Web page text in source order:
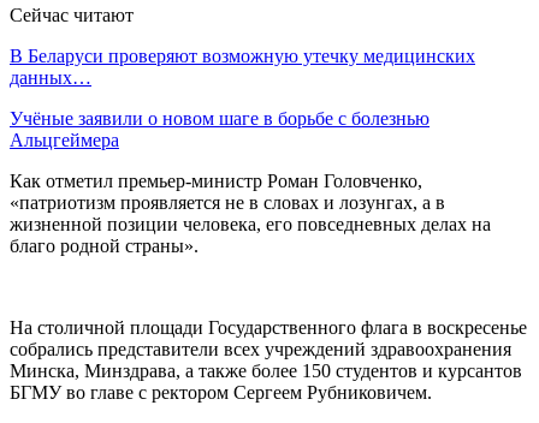
Сейчас читают
В Беларуси проверяют возможную утечку медицинских
данных…
Учёные заявили о новом шаге в борьбе с болезнью
Альцгеймера
Как отметил премьер-министр Роман Головченко,
«патриотизм проявляется не в словах и лозунгах, а в
жизненной позиции человека, его повседневных делах на
благо родной страны».
На столичной площади Государственного флага в воскресенье
собрались представители всех учреждений здравоохранения
Минска, Минздрава, а также более 150 студентов и курсантов
БГМУ во главе с ректором Сергеем Рубниковичем.